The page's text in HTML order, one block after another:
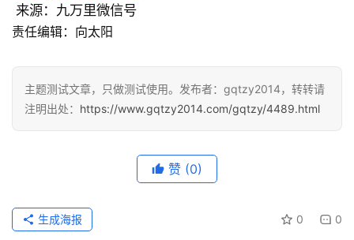
来源：九万里微信号
责任编辑：向太阳
主题测试文章，只做测试使用。发布者：gqtzy2014，转转请
注明出处： https://www.gqtzy2014.com/gqtzy/4489.html
赞 (0)
0 0
生成海报